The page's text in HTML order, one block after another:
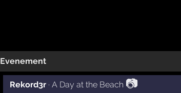
Evenement
Rekord3r· A Day at the Beach 📷